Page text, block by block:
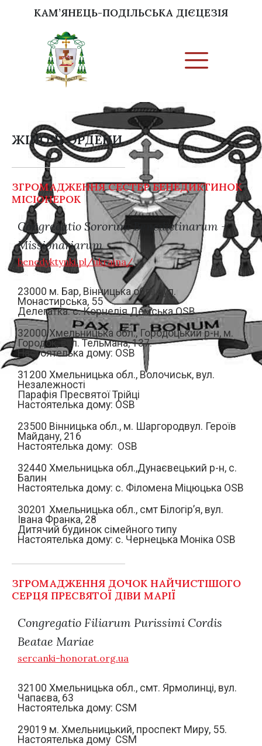
КАМ’ЯНЕЦЬ-ПОДІЛЬСЬКА ДІЄЦЕЗІЯ
ЖІНОЧІ ОРДЕНИ
ЗГРОМАДЖЕННЯ СЕСТЕР БЕНЕДИКТИНОК
МІСІОНЕРОК
Congregatio Sororum Benedictinarum –
Missionariarum
benedyktynki.pl/ukraina/
23000 м. Бар, Вінницька обл., вул.
Монастирська, 55
Делегатка: с. Корнелія Демська OSB
32000 Хмельницька обл., Городоцький р-н, м.
Городок, вул. Тельмана, 137.
Настоятелька дому: OSB
31200 Хмельницька обл., Волочиськ, вул.
Незалежності
Парафія Пресвятої Трійці
Настоятелька дому: OSB
23500 Вінницька обл., м. Шаргородвул. Героїв
Майдану, 216
Настоятелька дому: OSB
32440 Хмельницька обл.,Дунаєвецький р-н, с.
Балин
Настоятелька дому: c. Філомена Міцюцька OSB
30201 Хмельницька обл., смт Білогір’я, вул.
Івана Франка, 28
Дитячий будинок сімейного типу
Настоятелька дому: c. Чернецька Моніка OSB
ЗГРОМАДЖЕННЯ ДОЧОК НАЙЧИСТІШОГО
СЕРЦЯ ПРЕСВЯТОЇ ДІВИ МАРІЇ
Congregatio Filiarum Purissimi Cordis
Beatae Mariae
sercanki-honorat.org.ua
32100 Хмельницька обл., смт. Ярмолинці, вул.
Чапаєва, 63
Настоятелька дому: CSM
29019 м. Хмельницький, проспект Миру, 55.
Настоятелька дому CSM